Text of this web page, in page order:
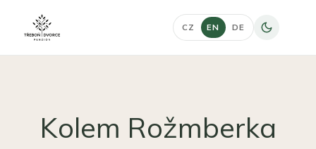
CZ EN DE
Kolem Rožmberka